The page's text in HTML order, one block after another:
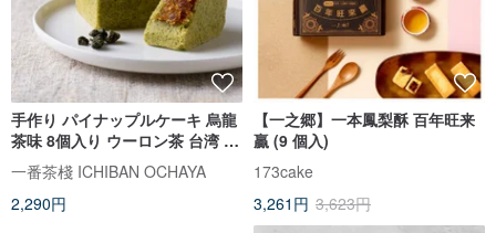
手作り パイナップルケーキ 烏龍
茶味 8個入り ウーロン茶 台湾 土
鳳梨 クッキー 無添加 定番 台湾
土産 手土産 焼き菓子 中華菓子
【一番茶棧】
一番茶棧 ICHIBAN OCHAYA
2,290円
【一之郷】一本鳳梨酥 百年旺来
贏 (9 個入)
173cake
3,261円 3,623円